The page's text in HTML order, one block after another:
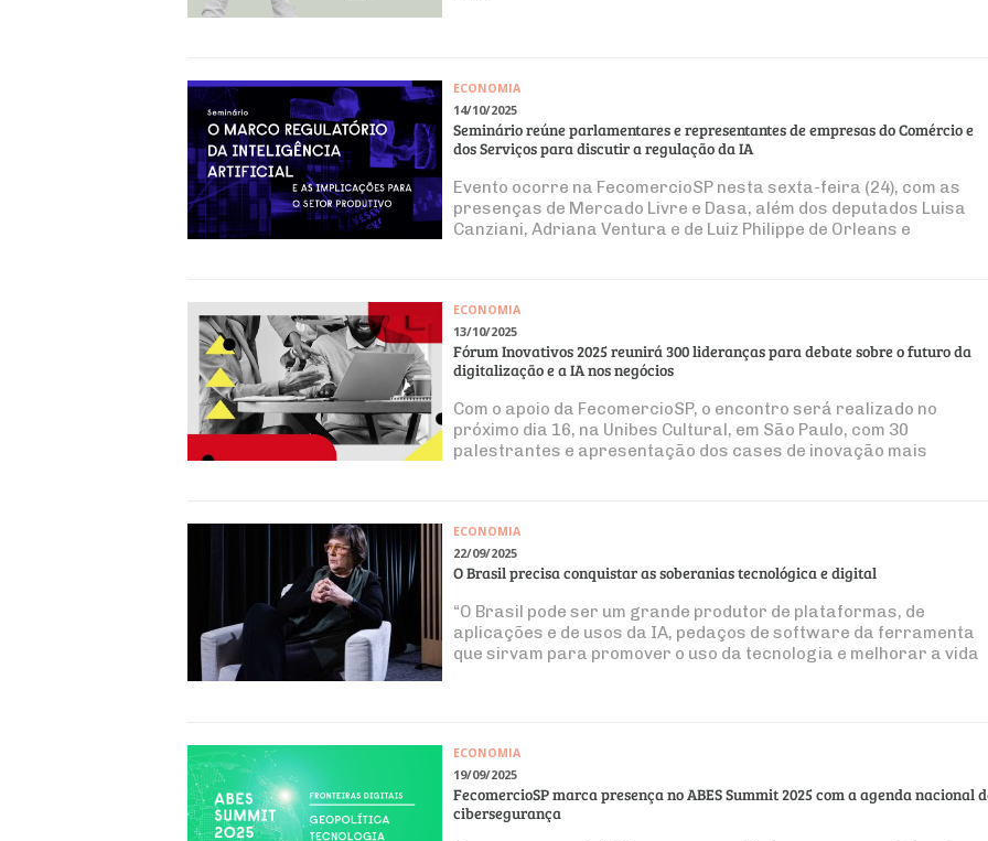
ECONOMIA
14/10/2025
Seminário reúne parlamentares e representantes de empresas do Comércio e
dos Serviços para discutir a regulação da IA
Evento ocorre na FecomercioSP nesta sexta-feira (24), com as
presenças de Mercado Livre e Dasa, além dos deputados Luisa
Canziani, Adriana Ventura e de Luiz Philippe de Orleans e
ECONOMIA
13/10/2025
Fórum Inovativos 2025 reunirá 300 lideranças para debate sobre o futuro da
digitalização e a IA nos negócios
Com o apoio da FecomercioSP, o encontro será realizado no
próximo dia 16, na Unibes Cultural, em São Paulo, com 30
palestrantes e apresentação dos cases de inovação mais
ECONOMIA
22/09/2025
O Brasil precisa conquistar as soberanias tecnológica e digital
“O Brasil pode ser um grande produtor de plataformas, de
aplicações e de usos da IA, pedaços de software da ferramenta
que sirvam para promover o uso da tecnologia e melhorar a vida
ECONOMIA
19/09/2025
FecomercioSP marca presença no ABES Summit 2025 com a agenda nacional
cibersegurança